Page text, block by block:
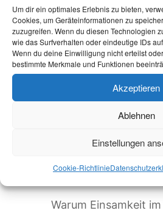
Um dir ein optimales Erlebnis zu bieten,
Cookies, um Geräteinformationen zu
zuzugreifen. Wenn du diesen Technologien
wie das Surfverhalten oder eindeutige IDs
Wenn du deine Einwilligung nicht erteilst
bestimmte Merkmale und Funktionen
Akzeptieren
Ablehnen
Einstellungen
Cookie-Richtlinie
Die Veranstaltung
Welcome Week und
hinaus: Onboarding
Warum Einsamkeit